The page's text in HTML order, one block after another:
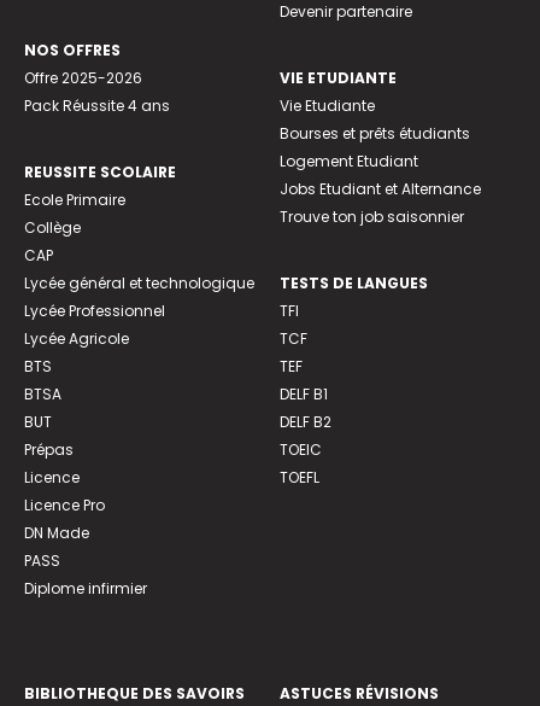
NOS OFFRES
Offre 2025-2026
Pack Réussite 4 ans
REUSSITE SCOLAIRE
Ecole Primaire
Collège
CAP
Lycée général et technologique
Lycée Professionnel
Lycée Agricole
BTS
BTSA
BUT
Prépas
Licence
Licence Pro
DN Made
PASS
Diplome infirmier
Devenir partenaire
VIE ETUDIANTE
Vie Etudiante
Bourses et prêts étudiants
Logement Etudiant
Jobs Etudiant et Alternance
Trouve ton job saisonnier
TESTS DE LANGUES
TFI
TCF
TEF
DELF B1
DELF B2
TOEIC
TOEFL
BIBLIOTHEQUE DES SAVOIRS
ASTUCES RÉVISIONS